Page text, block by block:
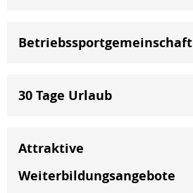
Betriebssportgemeinschaft
30 Tage Urlaub
Attraktive
Weiterbildungsangebote